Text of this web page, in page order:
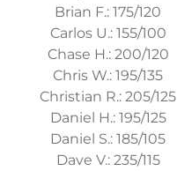
Brian F.: 175/120
Carlos U.: 155/100
Chase H.: 200/120
Chris W.: 195/135
Christian R.: 205/125
Daniel H.: 195/125
Daniel S.: 185/105
Dave V.: 235/115